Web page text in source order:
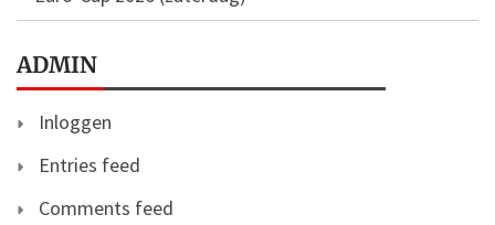
ADMIN
Inloggen
Entries feed
Comments feed